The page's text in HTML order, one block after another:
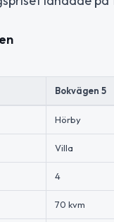
Bokvägen 5
Hörby
Villa
4
70 kvm